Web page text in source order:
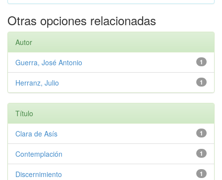
Otras opciones relacionadas
Autor
1
Guerra, José Antonio
1
Herranz, Julio
Título
1
Clara de Asís
1
Contemplación
1
Discernimiento